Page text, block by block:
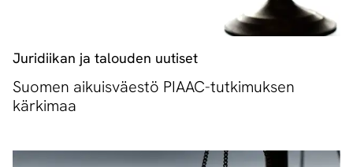
Juridiikan ja talouden uutiset
Suomen aikuisväestö PIAAC-tutkimuksen
kärkimaa